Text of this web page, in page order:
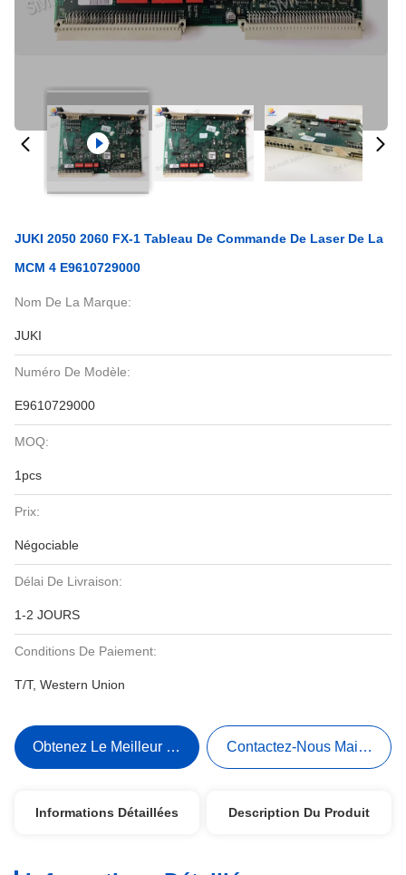
JUKI 2050 2060 FX-1 Tableau De Commande De Laser De La
MCM 4 E9610729000
Nom De La Marque:
JUKI
Numéro De Modèle:
E9610729000
MOQ:
1pcs
Prix:
Négociable
Délai De Livraison:
1-2 JOURS
Conditions De Paiement:
T/T, Western Union
Obtenez Le Meilleur Prix Contactez-Nous Maintenant
Informations Détaillées Description Du Produit